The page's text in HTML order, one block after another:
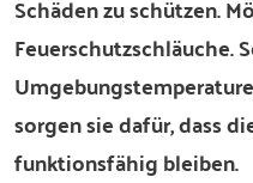
Schäden zu schützen.
Feuerschutzschläuche.
sorgen sie dafür, dass
funktionsfähig bleiben.